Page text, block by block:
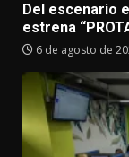
Del escenario
estrena
6 de agosto de